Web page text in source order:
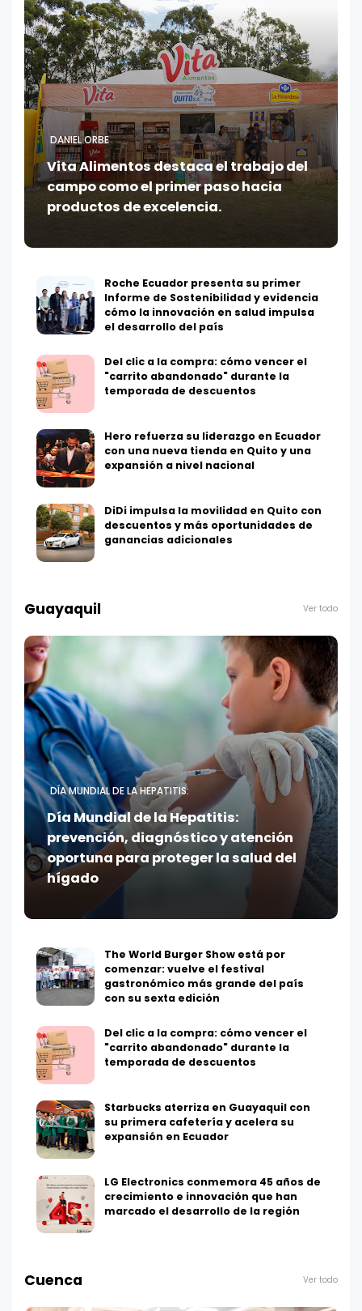
DANIEL ORBE
Vita Alimentos destaca el trabajo del
campo como el primer paso hacia
productos de excelencia.
Roche Ecuador presenta su primer
Informe de Sostenibilidad y evidencia
cómo la innovación en salud impulsa
el desarrollo del país
Del clic a la compra: cómo vencer el
"carrito abandonado" durante la
temporada de descuentos
Hero refuerza su liderazgo en Ecuador
con una nueva tienda en Quito y una
expansión a nivel nacional
DiDi impulsa la movilidad en Quito con
descuentos y más oportunidades de
ganancias adicionales
Guayaquil Ver todo
DÍA MUNDIAL DE LA HEPATITIS:
Día Mundial de la Hepatitis:
prevención, diagnóstico y atención
oportuna para proteger la salud del
hígado
The World Burger Show está por
comenzar: vuelve el festival
gastronómico más grande del país
con su sexta edición
Del clic a la compra: cómo vencer el
"carrito abandonado" durante la
temporada de descuentos
Starbucks aterriza en Guayaquil con
su primera cafetería y acelera su
expansión en Ecuador
LG Electronics conmemora 45 años de
crecimiento e innovación que han
marcado el desarrollo de la región
Cuenca Ver todo